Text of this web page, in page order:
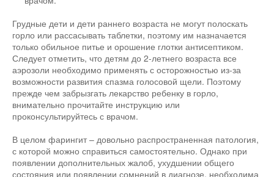
Грудные дети и дети раннего возраста не могут полоскать
горло или рассасывать таблетки, поэтому им назначается
только обильное питье и орошение глотки антисептиком.
Следует отметить, что детям до 2-летнего возраста все
аэрозоли необходимо применять с осторожностью из-за
возможности развития спазма голосовой щели. Поэтому
прежде чем забрызгать лекарство ребенку в горло,
внимательно прочитайте инструкцию или
проконсультируйтесь с врачом.
В целом фарингит – довольно распространенная патология,
с которой можно справиться самостоятельно. Однако при
появлении дополнительных жалоб, ухудшении общего
состояния или появлении сомнений в диагнозе, необходима